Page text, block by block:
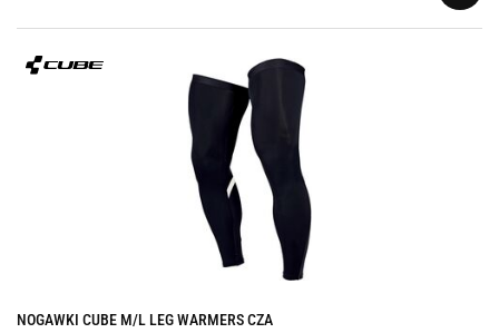
NOGAWKI CUBE M/L LEG WARMERS CZA